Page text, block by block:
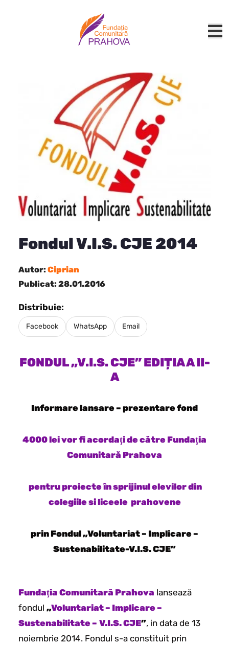
Fondul V.I.S. CJE 2014
Autor: Ciprian
Publicat: 28.01.2016
Distribuie:
Facebook WhatsApp Email
FONDUL „V.I.S. CJE” EDIȚIA A II-
A
Informare lansare – prezentare fond
4000 lei vor fi acordaţi de către Fundaţia
Comunitară Prahova
pentru proiecte în sprijinul elevilor din
colegiile si liceele prahovene
prin Fondul „Voluntariat – Implicare –
Sustenabilitate-V.I.S. CJE”
Fundaţia Comunitară Prahova lansează
fondul „Voluntariat – Implicare –
Sustenabilitate – V.I.S. CJE”, in data de 13
noiembrie 2014. Fondul s-a constituit prin